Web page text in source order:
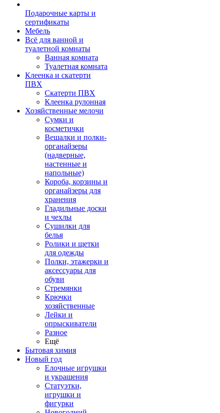
Подарочные карты и
сертификаты
Мебель
Всё для ванной и
туалетной комнаты
Ванная комната
Туалетная комната
Клеенка и скатерти
ПВХ
Скатерти ПВХ
Клеенка рулонная
Хозяйственные мелочи
Сумки и
косметички
Вешалки и полки-
органайзеры
(надверные,
настенные и
напольные)
Короба, корзины и
органайзеры для
хранения
Гладильные доски
и чехлы
Сушилки для
белья
Ролики и щетки
для одежды
Полки, этажерки и
аксессуары для
обуви
Стремянки
Крючки
хозяйственные
Лейки и
опрыскиватели
Разное
Ещё
Бытовая химия
Новый год
Елочные игрушки
и украшения
Статуэтки,
игрушки и
фигурки